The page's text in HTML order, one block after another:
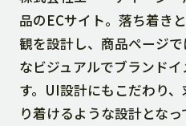
品のECサイト。落ち着き
観を設計し、商品ページ
なビジュアルでブランド
す。UI設計にもこだわり
り着けるような設計となっ